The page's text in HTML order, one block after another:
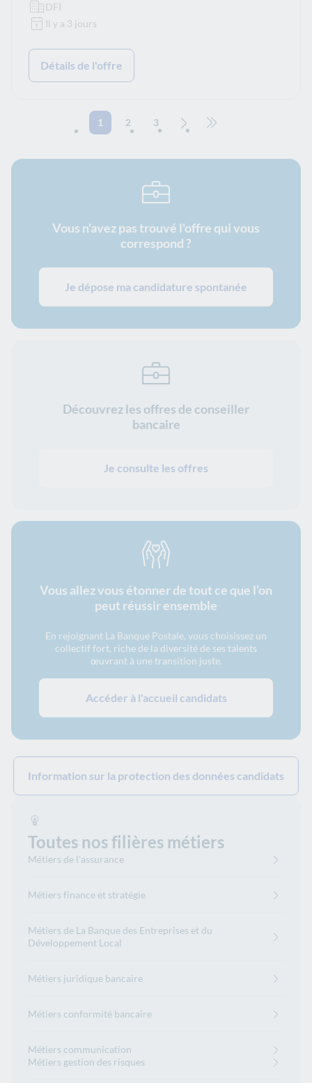
DFI
Il y a 3 jours
Détails de l'offre
1 2
3
Vous n'avez pas trouvé l'offre qui vous
correspond ?
Je dépose ma candidature spontanée
Découvrez les offres de conseiller
bancaire
Je consulte les offres
Vous allez vous étonner de tout ce que l’on
peut réussir ensemble
En rejoignant La Banque Postale, vous choisissez un
collectif fort, riche de la diversité de ses talents
œuvrant à une transition juste.
Accéder à l'accueil candidats
Information sur la protection des données candidats
Toutes nos filières métiers
Métiers de l'assurance
Métiers finance et stratégie
Métiers de La Banque des Entreprises et du
Développement Local
Métiers juridique bancaire
Métiers conformité bancaire
Métiers communication
Métiers gestion des risques